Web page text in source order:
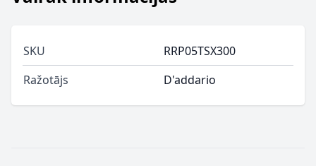
SKU
RRP05TSX300
Ražotājs
D'addario